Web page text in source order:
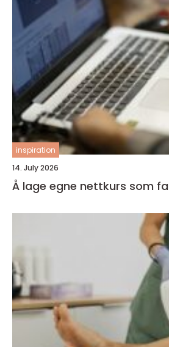
inspiration
14. July 2026
Å lage egne nettkurs som